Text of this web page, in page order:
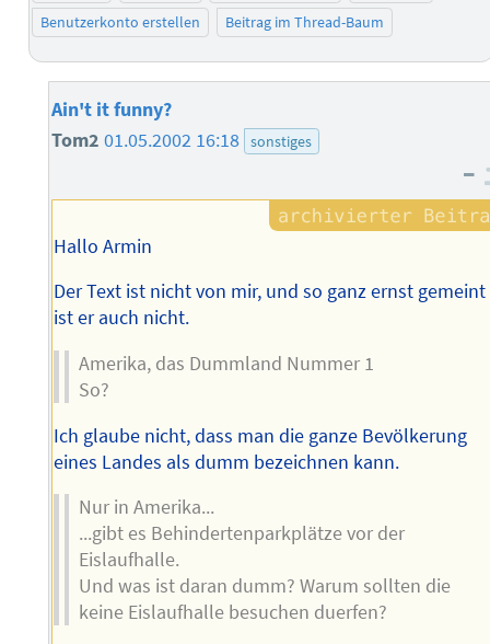
Benutzerkonto erstellen
Beitrag im Thread-Baum
Ain't it funny?
Tom2 01.05.2002 16:18 sonstiges
–
Hallo Armin
Der Text ist nicht von mir, und so ganz ernst gemeint
ist er auch nicht.
Amerika, das Dummland Nummer 1
So?
Ich glaube nicht, dass man die ganze Bevölkerung
eines Landes als dumm bezeichnen kann.
Nur in Amerika...
...gibt es Behindertenparkplätze vor der
Eislaufhalle.
Und was ist daran dumm? Warum sollten die
keine Eislaufhalle besuchen duerfen?